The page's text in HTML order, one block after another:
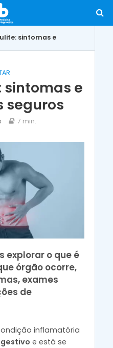
sintomas e
sintomas e
seguros
7 min.
explorar o que é
órgão ocorre,
exames
de
inflamatória
e está se